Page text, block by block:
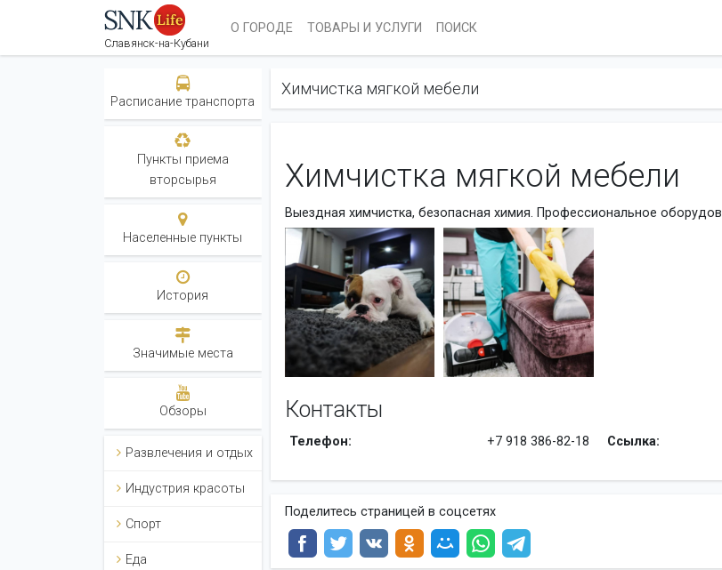
Славянск-на-Кубани
О ГОРОДЕ ТОВАРЫ И УСЛУГИ ПОИСК
Расписание транспорта
Пункты приема
вторсырья
Населенные пункты
История
Значимые места
Обзоры
Развлечения и отдых
Индустрия красоты
Спорт
Еда
Химчистка мягкой мебели
Химчистка мягкой мебели
Выездная химчистка, безопасная химия. Профессиональное
Контакты
Телефон: +7 918 386-82-18
Ссылка:
Поделитесь страницей в соцсетях